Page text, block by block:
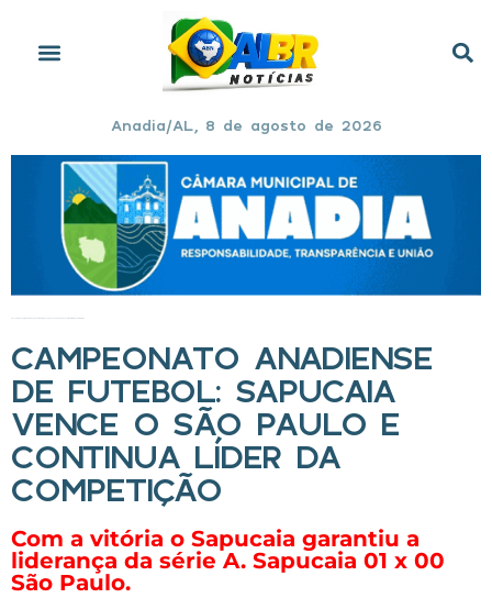
Anadia/AL, 8 de agosto de 2026
CAMPEONATO ANADIENSE
DE FUTEBOL: SAPUCAIA
VENCE O SÃO PAULO E
CONTINUA LÍDER DA
COMPETIÇÃO
Com a vitória o Sapucaia garantiu a
liderança da série A. Sapucaia 01 x 00
São Paulo.